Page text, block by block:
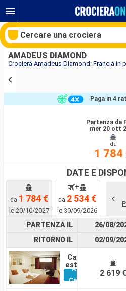
Crociera Amadeus Diamond: Francia in
AMADEUS DIAMOND
Partenza da
mer 20 ott
da
1 784
Paga in 4
DATE E
da 1 784 €
le 20/10/2027
+
da 2 534 €
le 30/09/2026
PARTENZA IL
RITORNO IL
Cabina
esterna
Altre
Cabine
26/08/
02/09/
2 619 €
Cercare una crociera
Le nostre destinazioni